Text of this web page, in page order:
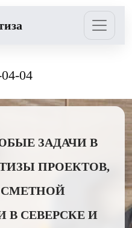
04
ЗАДАЧИ В
ПРОЕКТОВ,
СМЕТНОЙ
СЕВЕРСКЕ И